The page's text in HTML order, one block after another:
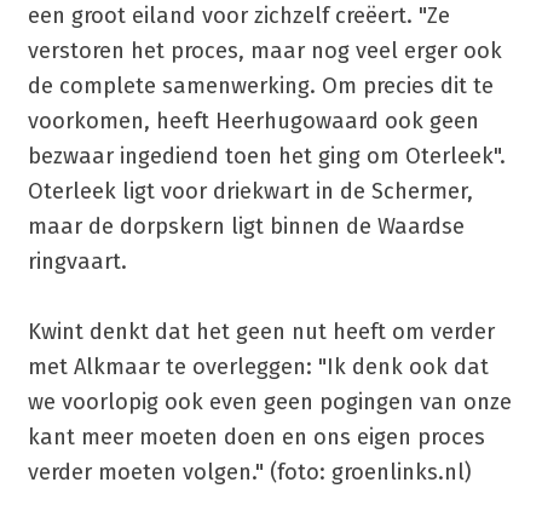
een groot eiland voor zichzelf creëert. "Ze
verstoren het proces, maar nog veel erger ook
de complete samenwerking. Om precies dit te
voorkomen, heeft Heerhugowaard ook geen
bezwaar ingediend toen het ging om Oterleek".
Oterleek ligt voor driekwart in de Schermer,
maar de dorpskern ligt binnen de Waardse
ringvaart.
Kwint denkt dat het geen nut heeft om verder
met Alkmaar te overleggen: "Ik denk ook dat
we voorlopig ook even geen pogingen van onze
kant meer moeten doen en ons eigen proces
verder moeten volgen." (foto: groenlinks.nl)